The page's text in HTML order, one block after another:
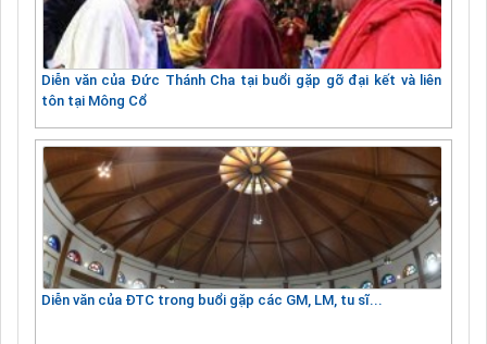
Diễn văn của Đức Thánh Cha tại buổi gặp gỡ đại kết và liên
tôn tại Mông Cổ
Diễn văn của ĐTC trong buổi gặp các GM, LM, tu sĩ...